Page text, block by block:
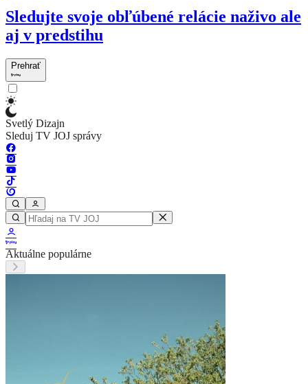
Sledujte svoje obľúbené relácie naživo ale
aj v predstihu
Prehrať
Svetlý Dizajn
Sleduj TV JOJ správy
Aktuálne populárne